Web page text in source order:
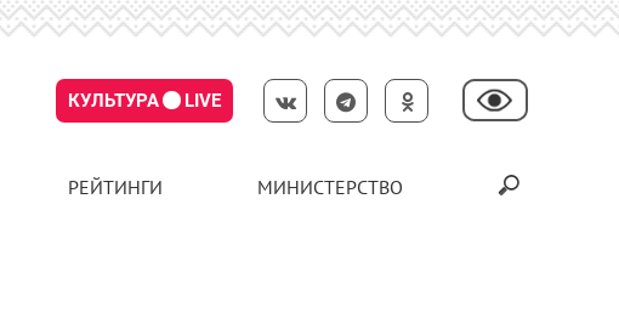
КУЛЬТУРА LIVE
РЕЙТИНГИ МИНИСТЕРСТВО